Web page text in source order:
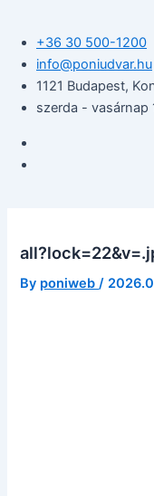
+36 30 500-1200​
info@poniudvar.hu
1121 Budapest,
szerda - vasárnap
By poniweb/